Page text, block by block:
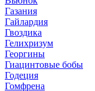
Газания
Гайлардия
Гвоздика
Гелихризум
Георгины
Гиацинтовые бобы
Годеция
Гомфрена